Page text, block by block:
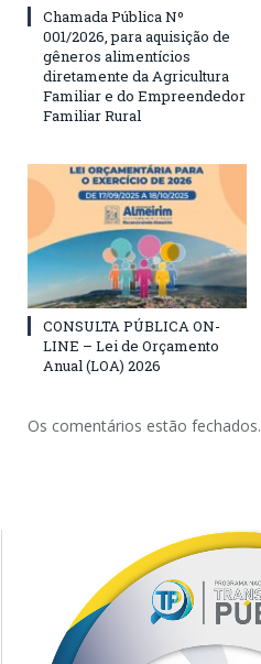
Chamada Pública Nº
001/2026, para aquisição de
gêneros alimentícios
diretamente da Agricultura
Familiar e do Empreendedor
Familiar Rural
CONSULTA PÚBLICA ON-
LINE – Lei de Orçamento
Anual (LOA) 2026
Os comentários estão fechados.